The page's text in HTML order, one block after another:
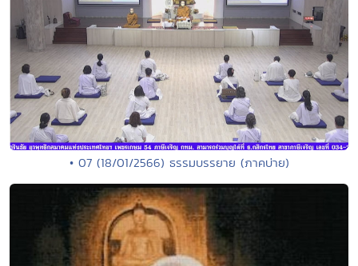
• 07 (18/01/2566) ธรรมบรรยาย (ภาคบ่าย)